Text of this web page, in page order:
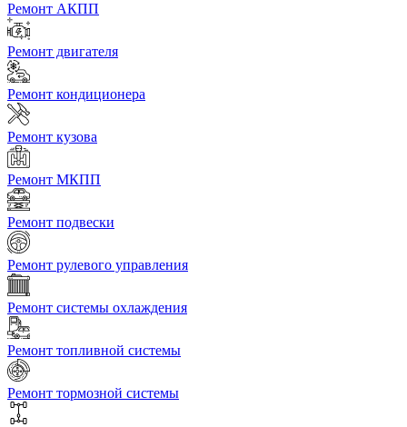
Ремонт АКПП
Ремонт двигателя
Ремонт кондиционера
Ремонт кузова
Ремонт МКПП
Ремонт подвески
Ремонт рулевого управления
Ремонт системы охлаждения
Ремонт топливной системы
Ремонт тормозной системы